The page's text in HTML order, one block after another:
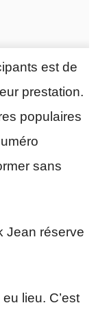
est de
prestation.
populaires
sans
Jean réserve
lieu. C’est